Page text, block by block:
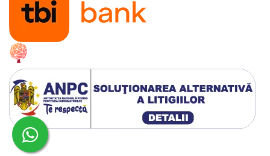
Creat cu ❤ și cu 🧠 de Dan Trifan iar